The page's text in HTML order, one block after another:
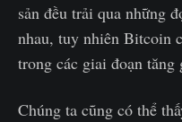
sản đều trải qua những
nhau, tuy nhiên Bitcoin
trong các giai đoạn tăng
Chúng ta cũng có thể